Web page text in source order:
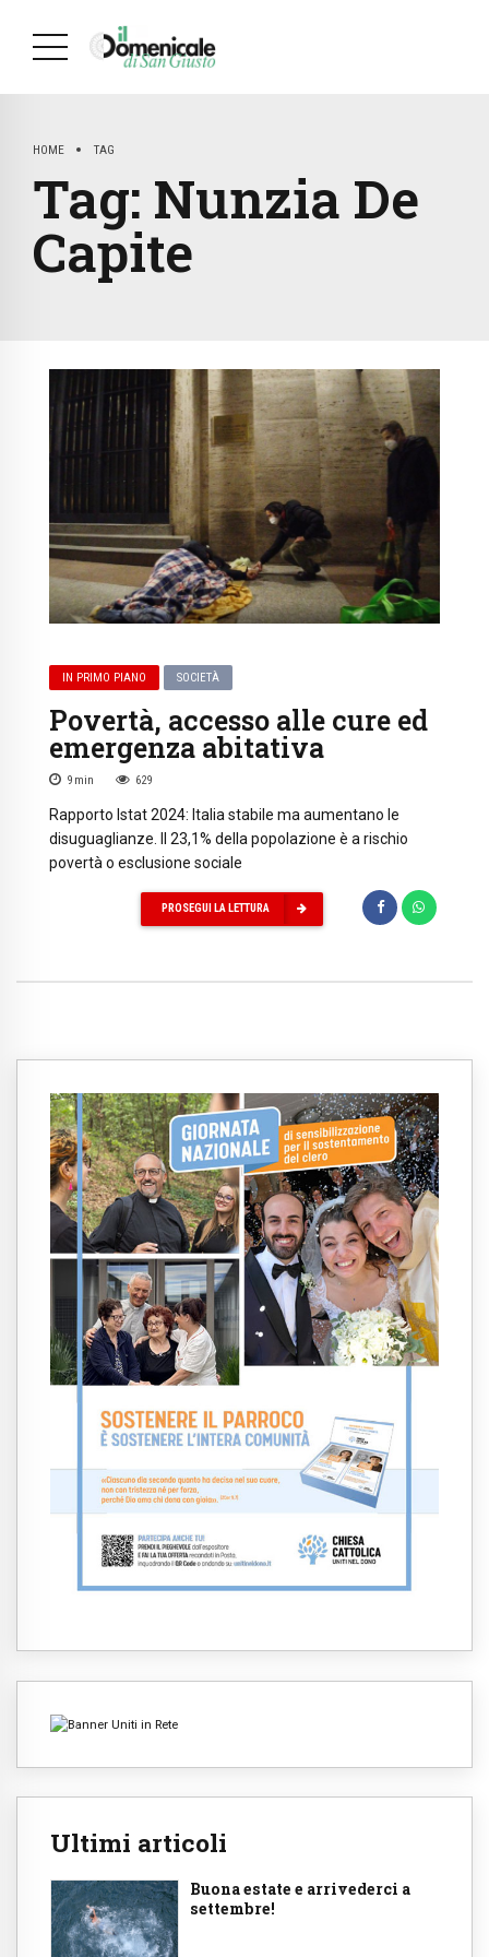
HOME TAG
Tag: Nunzia De
Capite
IN PRIMO PIANO SOCIETÀ
Povertà, accesso alle cure ed
emergenza abitativa
9 min 629
Rapporto Istat 2024: Italia stabile ma aumentano le
disuguaglianze. Il 23,1% della popolazione è a rischio
povertà o esclusione sociale
PROSEGUI LA LETTURA
Ultimi articoli
Buona estate e arrivederci a
settembre!